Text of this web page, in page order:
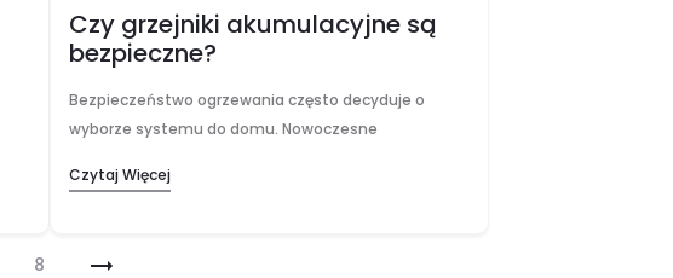
Czy grzejniki akumulacyjne są
bezpieczne?
Bezpieczeństwo ogrzewania często decyduje o
wyborze systemu do domu. Nowoczesne
związane z ogniem i emisjami, a odpowiednie
Czytaj Więcej
8